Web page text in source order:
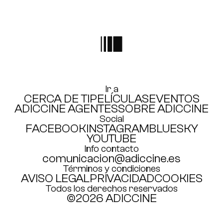
Ir a
CERCA DE TIPELÍCULASEVENTOS
ADICCINE AGENTESSOBRE ADICCINE
Social
FACEBOOKINSTAGRAMBLUESKY
YOUTUBE
Info contacto
comunicacion@adiccine.es
Términos y condiciones
AVISO LEGALPRIVACIDADCOOKIES
Todos los derechos reservados
©2026 ADICCINE